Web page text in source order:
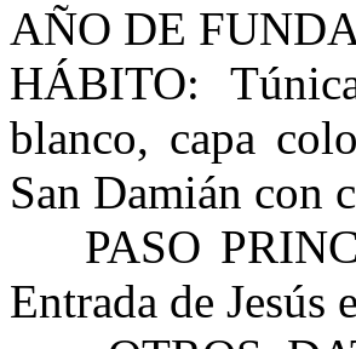
AÑO DE
HÁBITO:
blanco, capa
San Damián con
PASO
Entrada de Jesús